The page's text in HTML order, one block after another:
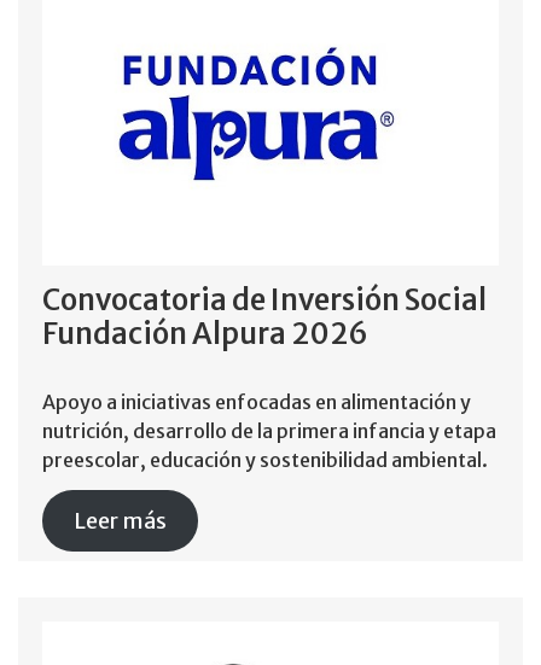
Convocatoria de Inversión Social
Fundación Alpura 2026
Apoyo a iniciativas enfocadas en alimentación y
nutrición, desarrollo de la primera infancia y etapa
preescolar, educación y sostenibilidad ambiental.
Leer más